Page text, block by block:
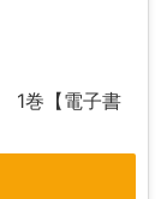
1巻【電子書